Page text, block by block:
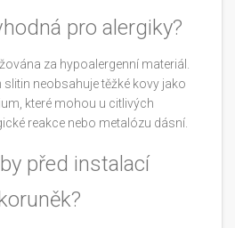
pro alergiky?
za hypoalergenní materiál.
neobsahuje těžké kovy jako
které mohou u citlivých
reakce nebo metalózu dásní.
před instalací